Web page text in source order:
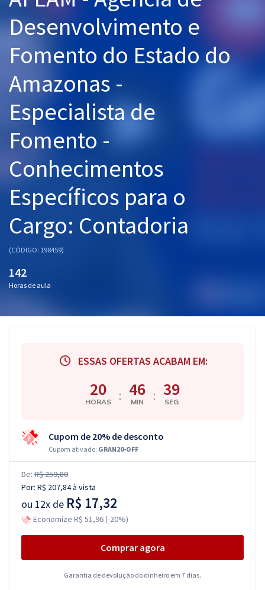
Graduação
Mentorias
Questões grátis
Conteúdo gratuito
Blog
Aprovados
Atendimento
Desenvolvimento e
Fomento do Estado do
Amazonas -
Especialista de
Fomento -
Conhecimentos
Específicos para o
Cargo: Contadoria
(CÓDIGO: 198459)
142
Horas de aula
ESSAS OFERTAS ACABAM EM:
20
HORAS : 46
MIN : 38
SEG
Cupom de 20% de desconto
Cupom ativado: GRAN20-OFF
De: R$ 259,80
Por: R$ 207,84à vista
ou 12x de R$ 17,32
Economize R$ 51,96 (-20%)
Comprar agora
Garantia de devolução do dinheiro em 7 dias.